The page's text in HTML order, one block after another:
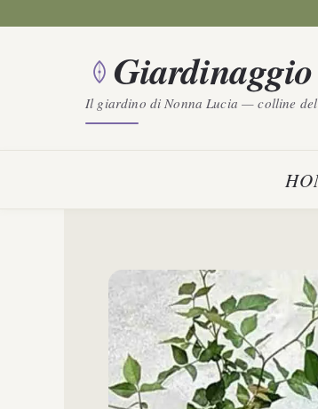
contenuto
Il giardino di Nonna Lucia — colline